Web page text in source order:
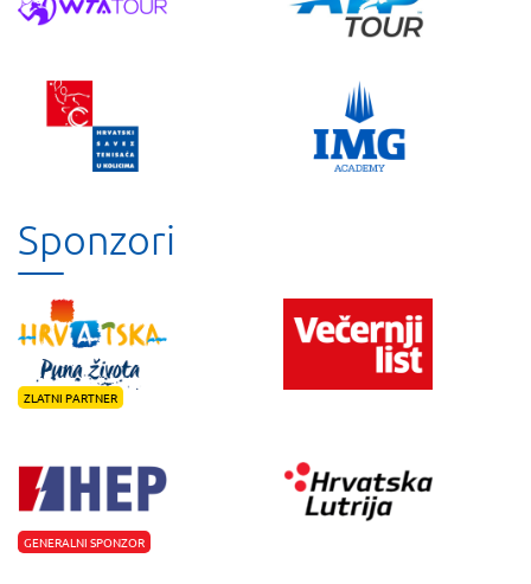
Sponzori
ZLATNI PARTNER
GENERALNI SPONZOR